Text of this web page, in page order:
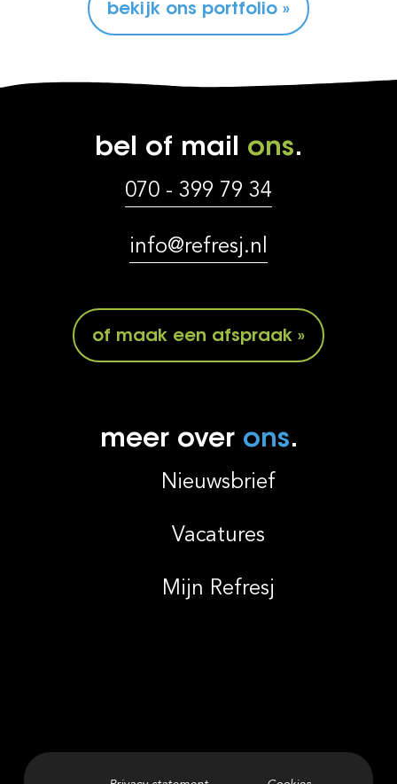
bekijk ons portfolio »
bel of mail ons.
070 - 399 79 34
info@refresj.nl
of maak een afspraak »
meer over ons.
Nieuwsbrief
Vacatures
Mijn Refresj